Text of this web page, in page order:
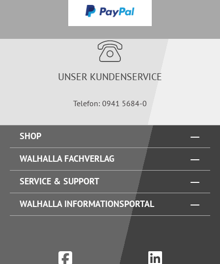
UNSER KUNDENSERVICE
Telefon: 0941 5684-0
SHOP
WALHALLA FACHVERLAG
SERVICE & SUPPORT
WALHALLA INFORMATIONSPORTAL